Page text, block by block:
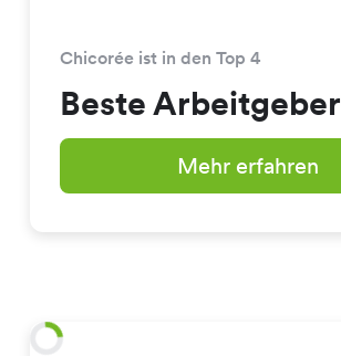
Chicorée ist in den Top 4
Beste Arbeitgeber
Mehr erfahren